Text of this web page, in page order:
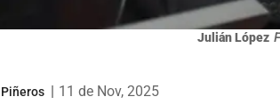
Julián López
11 de Nov, 2025